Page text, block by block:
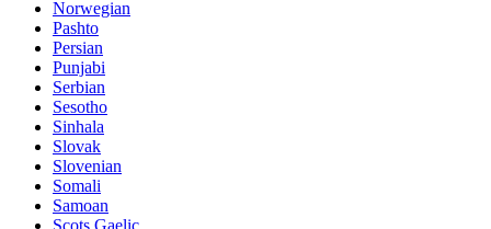
Norwegian
Pashto
Persian
Punjabi
Serbian
Sesotho
Sinhala
Slovak
Slovenian
Somali
Samoan